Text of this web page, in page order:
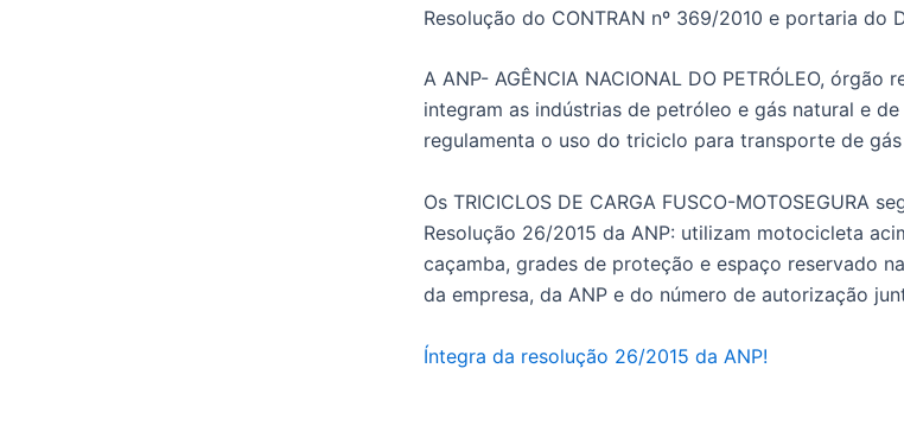
Resolução do CONTRAN nº 369/2010 e portaria do
A ANP- AGÊNCIA NACIONAL DO PETRÓLEO,
integram as indústrias de petróleo e gás natural e
regulamenta o uso do triciclo para transporte de
Os TRICICLOS DE CARGA FUSCO-MOTOSEGURA
Resolução 26/2015 da ANP: utilizam motocicleta
caçamba, grades de proteção e espaço reservado
da empresa, da ANP e do número de autorização
Íntegra da resolução 26/2015 da ANP!